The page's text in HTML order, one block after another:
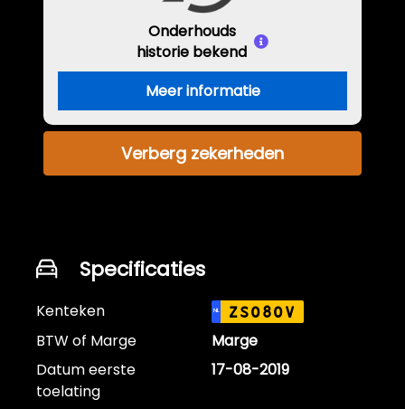
Onderhouds
historie bekend
Meer informatie
Verberg zekerheden
Specificaties
Kenteken NL ZS080V
BTW of Marge
Marge
Datum eerste
toelating
17-08-2019